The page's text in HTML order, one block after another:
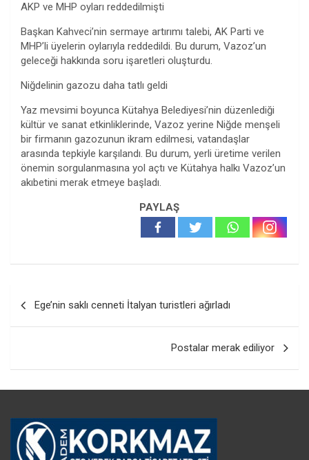
AKP ve MHP oyları reddedilmişti
Başkan Kahveci’nin sermaye artırımı talebi, AK Parti ve
MHP’li üyelerin oylarıyla reddedildi. Bu durum, Vazoz’un
geleceği hakkında soru işaretleri oluşturdu.
Niğdelinin gazozu daha tatlı geldi
Yaz mevsimi boyunca Kütahya Belediyesi’nin düzenlediği
kültür ve sanat etkinliklerinde, Vazoz yerine Niğde menşeli
bir firmanın gazozunun ikram edilmesi, vatandaşlar
arasında tepkiyle karşılandı. Bu durum, yerli üretime verilen
önemin sorgulanmasına yol açtı ve Kütahya halkı Vazoz’un
akıbetini merak etmeye başladı.
PAYLAŞ
gezinmesi
Ege’nin saklı cenneti İtalyan turistleri ağırladı
Postalar merak ediliyor